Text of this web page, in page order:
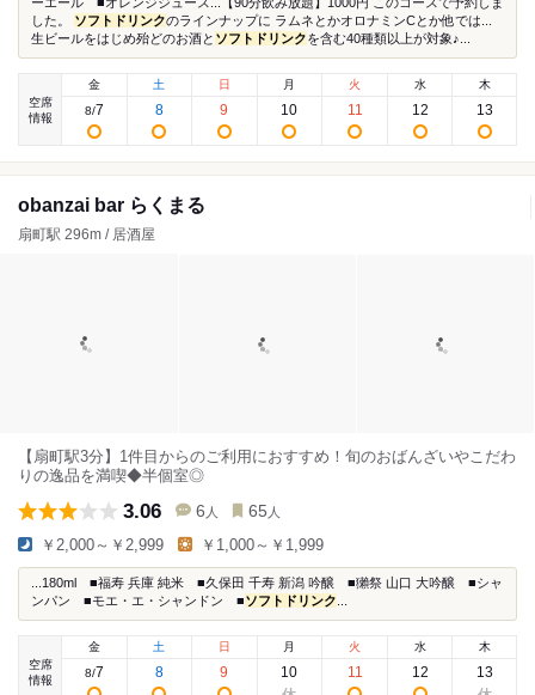
した。 ソフトドリンクのラインナップに ラムネとかオロナミンCとか他では...
生ビールをはじめ殆どのお酒と ソフトドリンクを含む40種類以上が対象♪...
空席
情報
金
8/7
土
8
日
9
月
10
火
11
水
12
木
13
obanzai bar らくまる
扇町駅 296m / 居酒屋
【扇町駅3分】1件目からのご利用におすすめ！旬のおばんざいやこだわ
りの逸品を満喫◆半個室◎
3.06 6 人 65 人
￥2,000～￥2,999 ￥1,000～￥1,999
...180ml ■福寿 兵庫 純米 ■久保田 千寿 新潟 吟醸 ■獺祭 山口 大吟醸 ■シャ
ンパン ■モエ・エ・シャンドン ■ソフトドリンク
空席
情報
金
8/7
土
8
日
9
月
10
火
11
水
12
木
13